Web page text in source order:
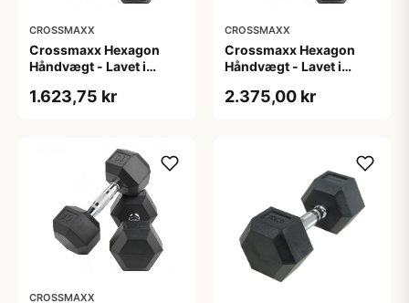
CROSSMAXX
Crossmaxx Hexagon
Håndvægt - Lavet i
gummi - Riflet håndtag
styrketræning
1.623,75 kr
CROSSMAXX
Crossmaxx Hexagon
Håndvægt - Lavet i
gummi - Riflet håndtag
2.375,00 kr
CROSSMAXX